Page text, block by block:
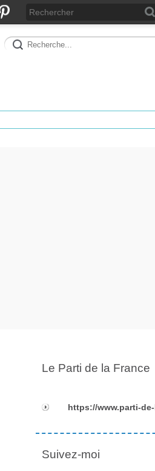
Le Parti de la France
https://www.parti-
Suivez-moi